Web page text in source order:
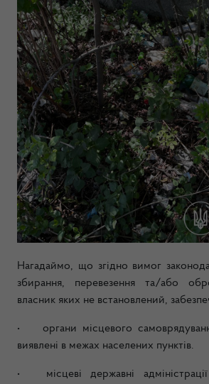
Нагадаймо, що згідно вимог
збирання, перевезення та/або
власник яких не встановлений,
•
органи місцевого
виявлені в межах населених пунктів.
•
місцеві державні